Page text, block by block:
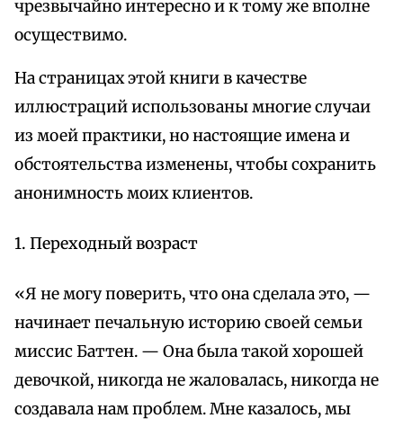
чрезвычайно интересно и к тому же вполне
осуществимо.
На страницах этой книги в качестве
иллюстраций использованы многие случаи
из моей практики, но настоящие имена и
обстоятельства изменены, чтобы сохранить
анонимность моих клиентов.
1. Переходный возраст
«Я не могу поверить, что она сделала это, —
начинает печальную историю своей семьи
миссис Баттен. — Она была такой хорошей
девочкой, никогда не жаловалась, никогда не
создавала нам проблем. Мне казалось, мы